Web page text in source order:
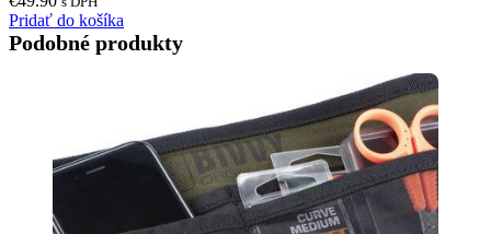
Pridať do košíka
Podobné produkty